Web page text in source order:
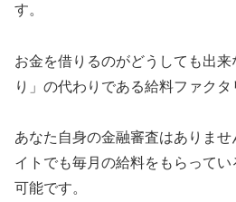
す。
お金を借りるのがどうしても出
り」の代わりである給料ファクタ
あなた自身の金融審査はありま
イトでも毎月の給料をもらって
可能です。